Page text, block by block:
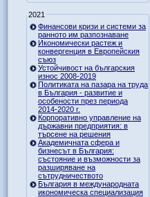
2021
Финансови кризи и системи за
ранното им разпознаване
Икономически растеж и
конвергенция в Европейския
съюз
Устойчивост на българския
износ 2008-2019
Политиката на пазара на труда
в България - развитие и
особености през периода
2014-2020 г.
Корпоративно управление на
държавни предприятия: в
търсене на решения
Академичната сфера и
бизнесът в България:
състояние и възможности за
разширяване на
сътрудничеството
България в международната
икономическа специализация